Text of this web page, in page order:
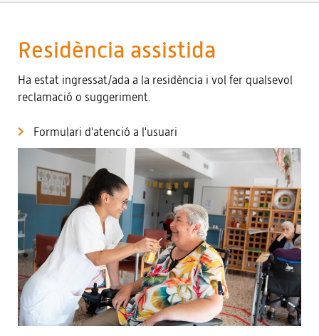
Residència assistida
Ha estat ingressat/ada a la residència i vol fer qualsevol
reclamació o suggeriment.
Formulari d'atenció a l'usuari